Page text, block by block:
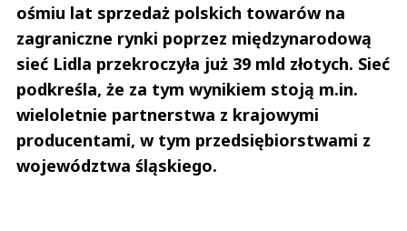
ośmiu lat sprzedaż polskich towarów na
zagraniczne rynki poprzez międzynarodową
sieć Lidla przekroczyła już 39 mld złotych. Sieć
podkreśla, że za tym wynikiem stoją m.in.
wieloletnie partnerstwa z krajowymi
producentami, w tym przedsiębiorstwami z
województwa śląskiego.